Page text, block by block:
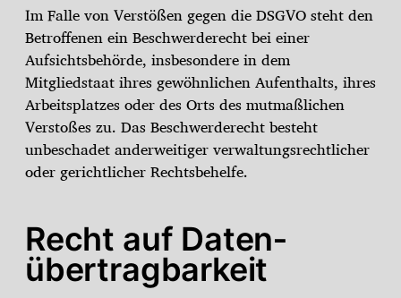
Im Falle von Verstößen gegen die DSGVO steht den
Betroffenen ein Beschwerderecht bei einer
Aufsichtsbehörde, insbesondere in dem
Mitgliedstaat ihres gewöhnlichen Aufenthalts, ihres
Arbeitsplatzes oder des Orts des mutmaßlichen
Verstoßes zu. Das Beschwerderecht besteht
unbeschadet anderweitiger verwaltungsrechtlicher
oder gerichtlicher Rechtsbehelfe.
Recht auf Daten­
übertrag­barkeit